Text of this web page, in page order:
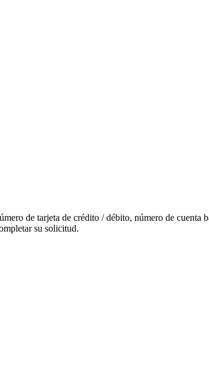
de tarjeta de crédito / débito, número de cuenta
su solicitud.